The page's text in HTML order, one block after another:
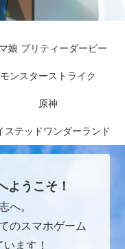
娘 プリティーダービー
モンスターストライク
原神
ステッドワンダーランド
ようこそ！
へ。
のスマホゲーム
ます！